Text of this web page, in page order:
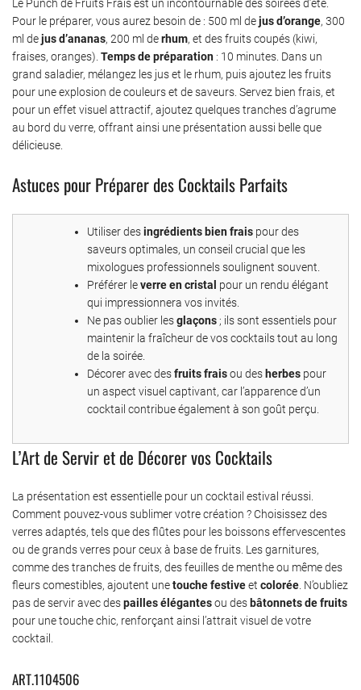
Le Punch de Fruits Frais est un incontournable des soirées d’été.
Pour le préparer, vous aurez besoin de : 500 ml dejus d’orange, 300
ml dejus d’ananas, 200 ml derhum, et des fruits coupés (kiwi,
fraises, oranges). Temps de préparation : 10 minutes. Dans un
grand saladier, mélangez les jus et le rhum, puis ajoutez les fruits
pour une explosion de couleurs et de saveurs. Servez bien frais, et
pour un effet visuel attractif, ajoutez quelques tranches d’agrume
au bord du verre, offrant ainsi une présentation aussi belle que
délicieuse.
Astuces pour Préparer des Cocktails Parfaits
Utiliser desingrédients bien frais pour des
saveurs optimales, un conseil crucial que les
mixologues professionnels soulignent souvent.
Préférer leverre en cristal pour un rendu élégant
qui impressionnera vos invités.
Ne pas oublier lesglaçons ; ils sont essentiels pour
maintenir la fraîcheur de vos cocktails tout au long
de la soirée.
Décorer avec desfruits fraisou des herbes pour
un aspect visuel captivant, car l’apparence d’un
cocktail contribue également à son goût perçu.
L’Art de Servir et de Décorer vos Cocktails
La présentation est essentielle pour un cocktail estival réussi.
Comment pouvez-vous sublimer votre création ? Choisissez des
verres adaptés, tels que des flûtes pour les boissons effervescentes
ou de grands verres pour ceux à base de fruits. Les garnitures,
comme des tranches de fruits, des feuilles de menthe ou même des
fleurs comestibles, ajoutent unetouche festiveet colorée . N’oubliez
pas de servir avec despailles élégantesou des bâtonnets de fruits
pour une touche chic, renforçant ainsi l’attrait visuel de votre
cocktail.
ART.1104506